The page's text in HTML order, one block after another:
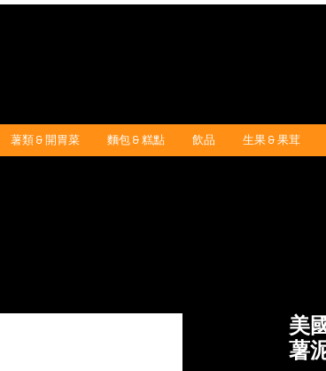
薯類 & 開胃菜 麵包 & 糕點 飲品 生果 & 果茸
美
薯